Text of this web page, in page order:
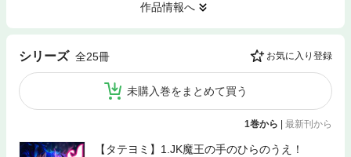
作品情報へ
シリーズ 全25冊 お気に入り登録
未購入巻をまとめて買う
1巻から 最新刊から
【タテヨミ】1.JK魔王の手のひらのうえ！